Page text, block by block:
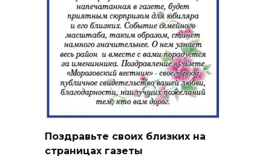
Поздравьте своих близких на
страницах газеты